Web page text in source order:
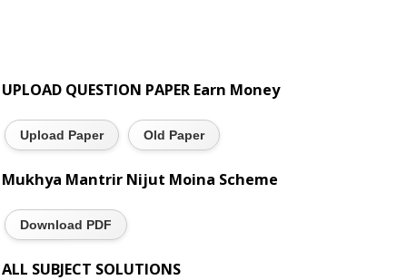
UPLOAD QUESTION PAPER Earn Money
Upload Paper Old Paper
Mukhya Mantrir Nijut Moina Scheme
Download PDF
ALL SUBJECT SOLUTIONS